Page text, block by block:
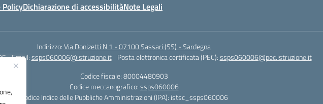
PolicyDichiarazione di accessibilitàNote Legali
Indirizzo:Via Donizetti N 1 - 07100 Sassari (SS) - Sardegna
Email:ssps060006@istruzione.it Posta elettronica certificata (PEC):ssps060006@pec.istruzione.it
Codice fiscale: 80004480903
Codice meccanografico:ssps060006
Codice Indice delle Pubbliche Amministrazioni (IPA): istsc_ssps060006